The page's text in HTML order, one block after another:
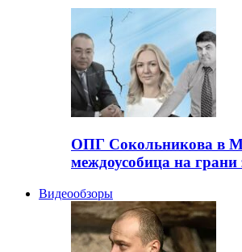
ОПГ Сокольникова в
междоусобица на грани
Видеообзоры